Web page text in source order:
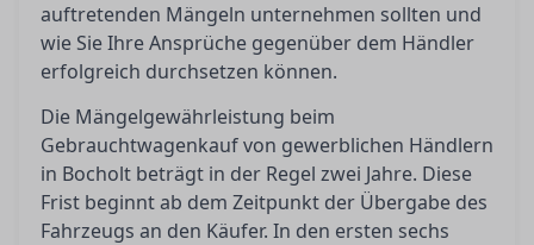
auftretenden Mängeln unternehmen sollten und
wie Sie Ihre Ansprüche gegenüber dem Händler
erfolgreich durchsetzen können.
Die Mängelgewährleistung beim
Gebrauchtwagenkauf von gewerblichen Händlern
in Bocholt beträgt in der Regel zwei Jahre. Diese
Frist beginnt ab dem Zeitpunkt der Übergabe des
Fahrzeugs an den Käufer. In den ersten sechs